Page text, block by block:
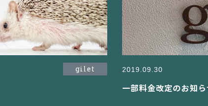
gilet 2019.09.30
一部料金改定のお知ら